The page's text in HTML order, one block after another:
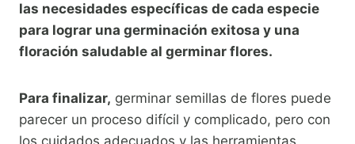
las necesidades específicas de cada especie
para lograr una germinación exitosa y una
floración saludable al germinar flores.
Para finalizar, germinar semillas de flores puede
parecer un proceso difícil y complicado, pero con